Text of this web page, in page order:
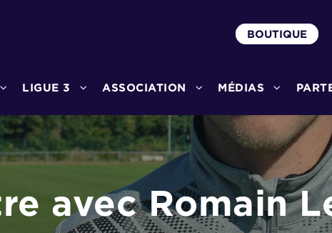
BOUTIQUE
LIGUE 3 ASSOCIATION MÉDIAS
avec Romain